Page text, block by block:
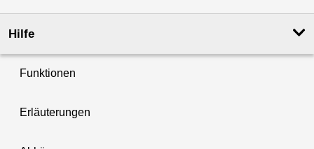
Hilfe
Funktionen
Erläuterungen